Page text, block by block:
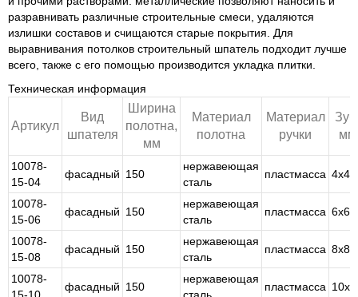
разравнивать различные строительные смеси, удаляются
излишки составов и счищаются старые покрытия. Для
выравнивания потолков строительный шпатель подходит лучше
всего, также с его помощью производится укладка плитки.
Техническая информация
Артикул
Вид
шпателя
Ширина
полотна,
мм
Материал
полотна
Материал
ручки
мм
10078-
15-04
фасадный 150
нержавеющая
сталь
пластмасса 4х4
10078-
15-06
фасадный 150
нержавеющая
сталь
пластмасса 6х6
10078-
15-08
фасадный 150
нержавеющая
сталь
пластмасса 8х8
10078-
фасадный 150
нержавеющая
пластмасса